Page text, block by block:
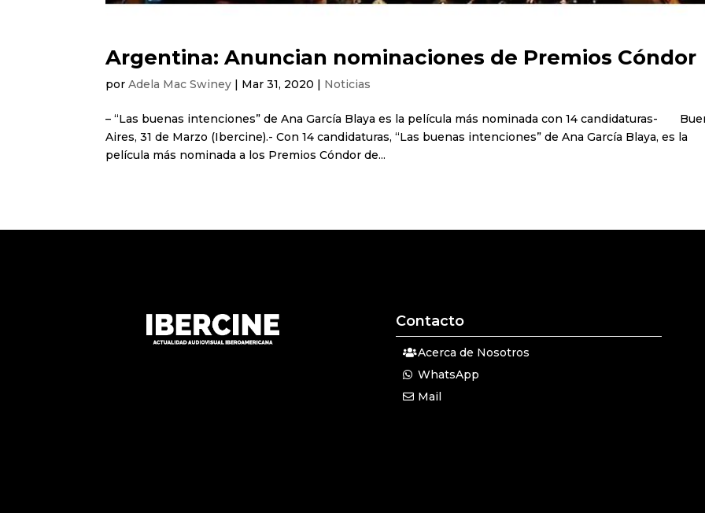
Argentina: Anuncian nominaciones de Premios Cóndor
porAdela Mac Swiney | Mar 31, 2020 | Noticias
– “Las buenas intenciones” de Ana García Blaya es la película más nominada con 14 candidaturas-
Aires, 31 de Marzo (Ibercine).- Con 14 candidaturas, “Las buenas intenciones” de Ana García Blaya, es la
película más nominada a los Premios Cóndor de...
Contacto
Acerca de Nosotros
WhatsApp
Mail